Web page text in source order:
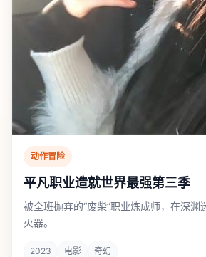
动作冒险
平凡职业造就世界最强第三季
被全班抛弃的“废柴”职业炼成师，在深渊
火器。
2023 电影 奇幻